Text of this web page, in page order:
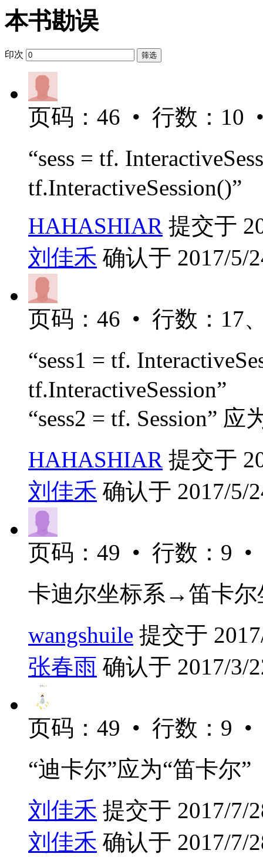
本书勘误
印次 筛选
页码：46 • 行数：10
“sess = tf.
tf.InteractiveSession()”
HAHASHIAR 提交于
刘佳禾 确认于 2017/5/
页码：46 • 行数：17
“sess1 = tf.
tf.InteractiveSession”
“sess2 = tf. Session” 应
HAHASHIAR 提交于
刘佳禾 确认于 2017/5/
页码：49 • 行数：9 •
卡迪尔坐标系→笛卡尔
wangshuile 提交于
张春雨 确认于 2017/3/
页码：49 • 行数：9 •
“迪卡尔”应为“笛卡尔”
刘佳禾 提交于 2017/7/
刘佳禾 确认于 2017/7/